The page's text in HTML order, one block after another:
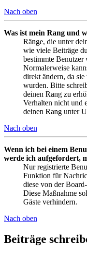
Nach oben
Was ist mein Rang und
Ränge, die unter
wie viele Beiträge
bestimmte
Normalerweise
direkt ändern, da
wurden. Bitte
deinen Rang zu
Verhalten nicht und
deinen Rang unter
Nach oben
Wenn ich bei einem
werde ich aufgefordert,
Nur registrierte
Funktion für
diese von der
Diese Maßnahme
Gäste verhindern.
Nach oben
Beiträge